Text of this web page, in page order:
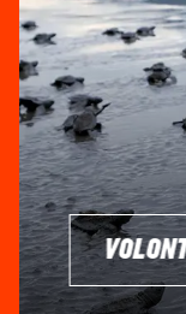
En reseförsäkring
medicinska
under din resa.
Se till att du har rätt
Lanka. Rådgör
rekommenderas
PENGAR
I Sri Lanka är Sri